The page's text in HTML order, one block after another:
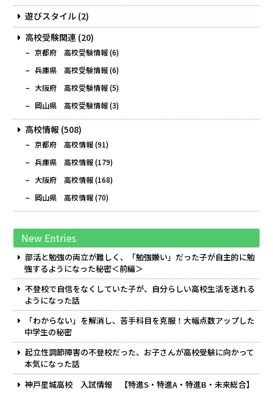
遊びスタイル (2)
高校受験関連 (20)
京都府 高校受験情報(6)
兵庫県 高校受験情報(6)
大阪府 高校受験情報(5)
岡山県 高校受験情報(3)
高校情報 (508)
京都府 高校情報(91)
兵庫県 高校情報(179)
大阪府 高校情報(168)
岡山県 高校情報(70)
New Entries
部活と勉強の両立が難しく、「勉強嫌い」だった子が自主的に勉
強するようになった秘密＜前編＞
不登校で自信をなくしていた子が、自分らしい高校生活を送れる
ようになった話
「わからない」を解消し、苦手科目を克服！大幅点数アップした
中学生の秘密
起立性調節障害の不登校だった、お子さんが高校受験に向かって
本気になった話
神戸星城高校 入試情報 【特進S・特進A・特進B・未来総合】